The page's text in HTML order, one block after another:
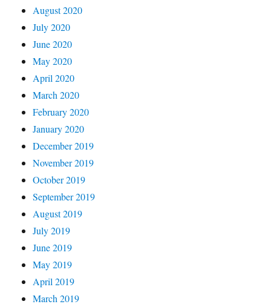
August 2020
July 2020
June 2020
May 2020
April 2020
March 2020
February 2020
January 2020
December 2019
November 2019
October 2019
September 2019
August 2019
July 2019
June 2019
May 2019
April 2019
March 2019